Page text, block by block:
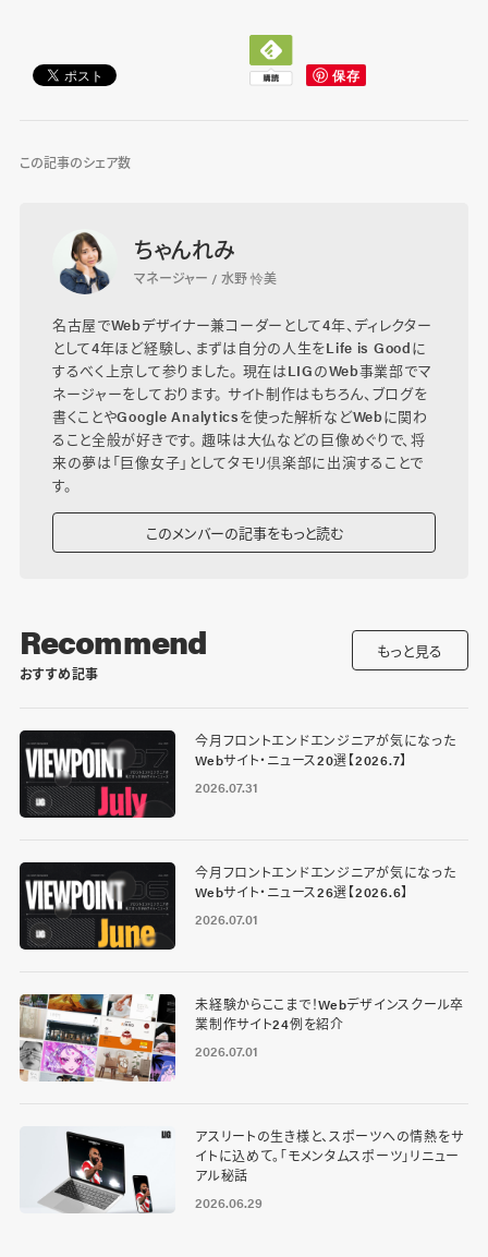
この記事のシェア数
ちゃんれみ
マネージャー / 水野 怜美
名古屋でWebデザイナー兼コーダーとして4年、ディレクター
として4年ほど経験し、まずは自分の人生をLife is Goodに
するべく上京して参りました。 現在はLIGのWeb事業部でマ
ネージャーをしております。 サイト制作はもちろん、ブログを
書くことやGoogle Analyticsを使った解析などWebに関わ
ること全般が好きです。 趣味は大仏などの巨像めぐりで、将
来の夢は「巨像女子」としてタモリ倶楽部に出演することで
す。
このメンバーの記事をもっと読む
Recommend
おすすめ記事
もっと見る
今月フロントエンドエンジニアが気になった
Webサイト・ニュース20選【2026.7】
2026.07.31
今月フロントエンドエンジニアが気になった
Webサイト・ニュース26選【2026.6】
2026.07.01
未経験からここまで！Webデザインスクール卒
業制作サイト24例を紹介
2026.07.01
アスリートの生き様と、スポーツへの情熱をサ
イトに込めて。「モメンタムスポーツ」リニュー
アル秘話
2026.06.29